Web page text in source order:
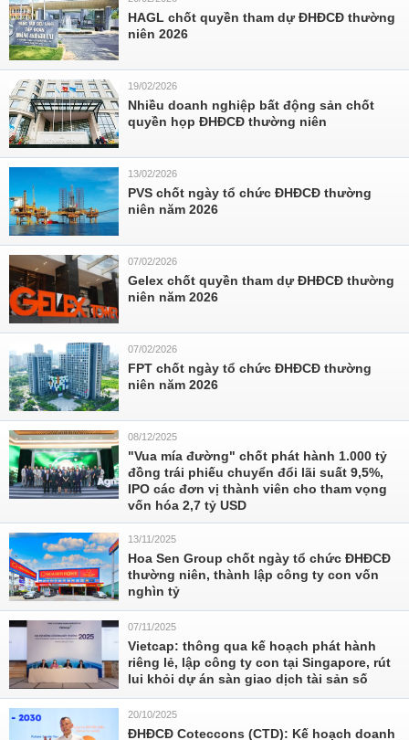
HAGL chốt quyền tham dự ĐHĐCĐ thường
niên 2026
19/02/2026
Nhiều doanh nghiệp bất động sản chốt
quyền họp ĐHĐCĐ thường niên
13/02/2026
PVS chốt ngày tổ chức ĐHĐCĐ thường
niên năm 2026
07/02/2026
Gelex chốt quyền tham dự ĐHĐCĐ thường
niên năm 2026
07/02/2026
FPT chốt ngày tổ chức ĐHĐCĐ thường
niên năm 2026
08/12/2025
"Vua mía đường" chốt phát hành 1.000 tỷ
đồng trái phiếu chuyển đổi lãi suất 9,5%,
IPO các đơn vị thành viên cho tham vọng
vốn hóa 2,7 tỷ USD
13/11/2025
Hoa Sen Group chốt ngày tổ chức ĐHĐCĐ
thường niên, thành lập công ty con vốn
nghìn tỷ
07/11/2025
Vietcap: thông qua kế hoạch phát hành
riêng lẻ, lập công ty con tại Singapore, rút
lui khỏi dự án sàn giao dịch tài sản số
20/10/2025
ĐHĐCĐ Coteccons (CTD): Kế hoạch doanh